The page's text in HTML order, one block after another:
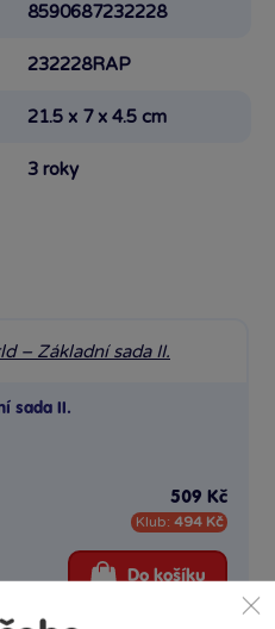
8590687232228
232228RAP
21.5 x 7 x 4.5 cm
3 roky
sada II.
509 Kč
Klub: 494 Kč
Do košíku